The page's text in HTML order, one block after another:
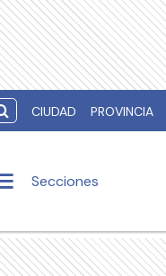
CIUDAD PROVINCIA
Secciones